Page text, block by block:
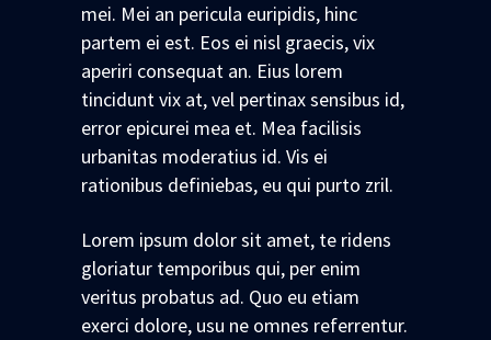
mei. Mei an pericula euripidis, hinc
partem ei est. Eos ei nisl graecis, vix
aperiri consequat an. Eius lorem
tincidunt vix at, vel pertinax sensibus id,
error epicurei mea et. Mea facilisis
urbanitas moderatius id. Vis ei
rationibus definiebas, eu qui purto zril.
Lorem ipsum dolor sit amet, te ridens
gloriatur temporibus qui, per enim
veritus probatus ad. Quo eu etiam
exerci dolore, usu ne omnes referrentur.